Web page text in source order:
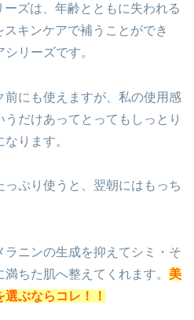
ズは、年齢とともに失われる
スキンケアで補うことができ
リーズです。
にも使えますが、私の使用感
だけあってとってもしっとり
ります。
ぷり使うと、翌朝にはもっち
ラニンの生成を抑えてシミ・そ
ちた肌へ整えてくれます。 美
ぶならコレ！！